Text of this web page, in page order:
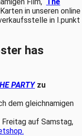
in unseren online
in I.punkt
has
PARTYzu
dem gleichnamigen
auf Samstag,